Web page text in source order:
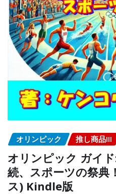
オリンピック 推し商品III
オリンピック ガイ
続、スポーツの祭典
ス) Kindle版